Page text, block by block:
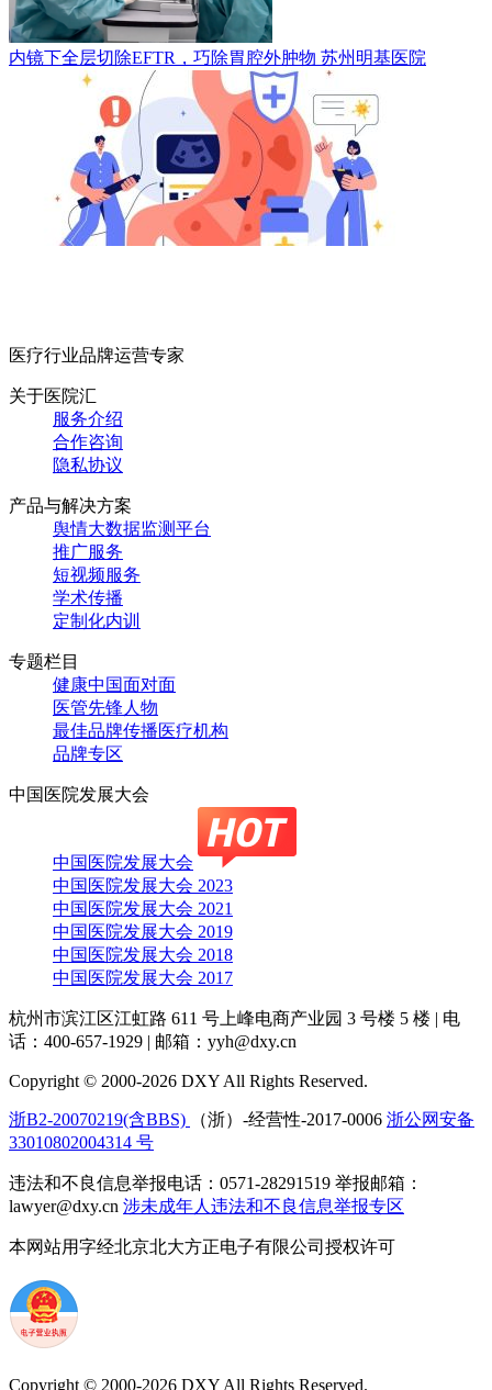
内镜下全层切除EFTR，巧除胃腔外肿物 苏州明基医院
医疗行业品牌运营专家
关于医院汇
服务介绍
合作咨询
隐私协议
产品与解决方案
舆情大数据监测平台
推广服务
短视频服务
学术传播
定制化内训
专题栏目
健康中国面对面
医管先锋人物
最佳品牌传播医疗机构
品牌专区
中国医院发展大会
中国医院发展大会
中国医院发展大会 2023
中国医院发展大会 2021
中国医院发展大会 2019
中国医院发展大会 2018
中国医院发展大会 2017
杭州市滨江区江虹路 611 号上峰电商产业园 3 号楼 5 楼 | 电
话：400-657-1929 | 邮箱：yyh@dxy.cn
Copyright © 2000-2026 DXY All Rights Reserved.
浙B2-20070219(含BBS) （浙）-经营性-2017-0006 浙公网安备
33010802004314 号
违法和不良信息举报电话：0571-28291519 举报邮箱：
lawyer@dxy.cn 涉未成年人违法和不良信息举报专区
本网站用字经北京北大方正电子有限公司授权许可
Copyright © 2000-2026 DXY All Rights Reserved.